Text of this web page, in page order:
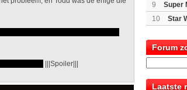
|||Spoiler|||
9
Super
10
Star
Forum
Laatste